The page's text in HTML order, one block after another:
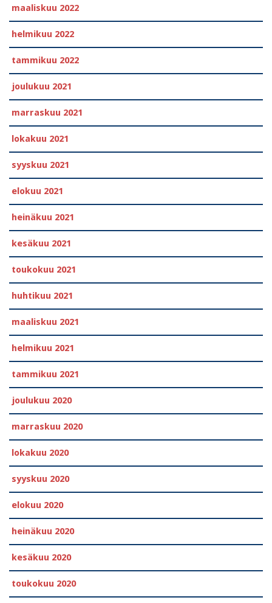
maaliskuu 2022
helmikuu 2022
tammikuu 2022
joulukuu 2021
marraskuu 2021
lokakuu 2021
syyskuu 2021
elokuu 2021
heinäkuu 2021
kesäkuu 2021
toukokuu 2021
huhtikuu 2021
maaliskuu 2021
helmikuu 2021
tammikuu 2021
joulukuu 2020
marraskuu 2020
lokakuu 2020
syyskuu 2020
elokuu 2020
heinäkuu 2020
kesäkuu 2020
toukokuu 2020